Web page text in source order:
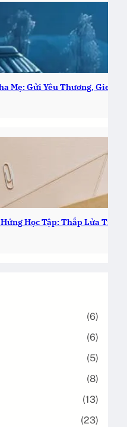
Mẹ: Gửi Yêu Thương, Gieo
Học Tập: Thắp Lửa Tri
(6)
(6)
(5)
(8)
(13)
(23)